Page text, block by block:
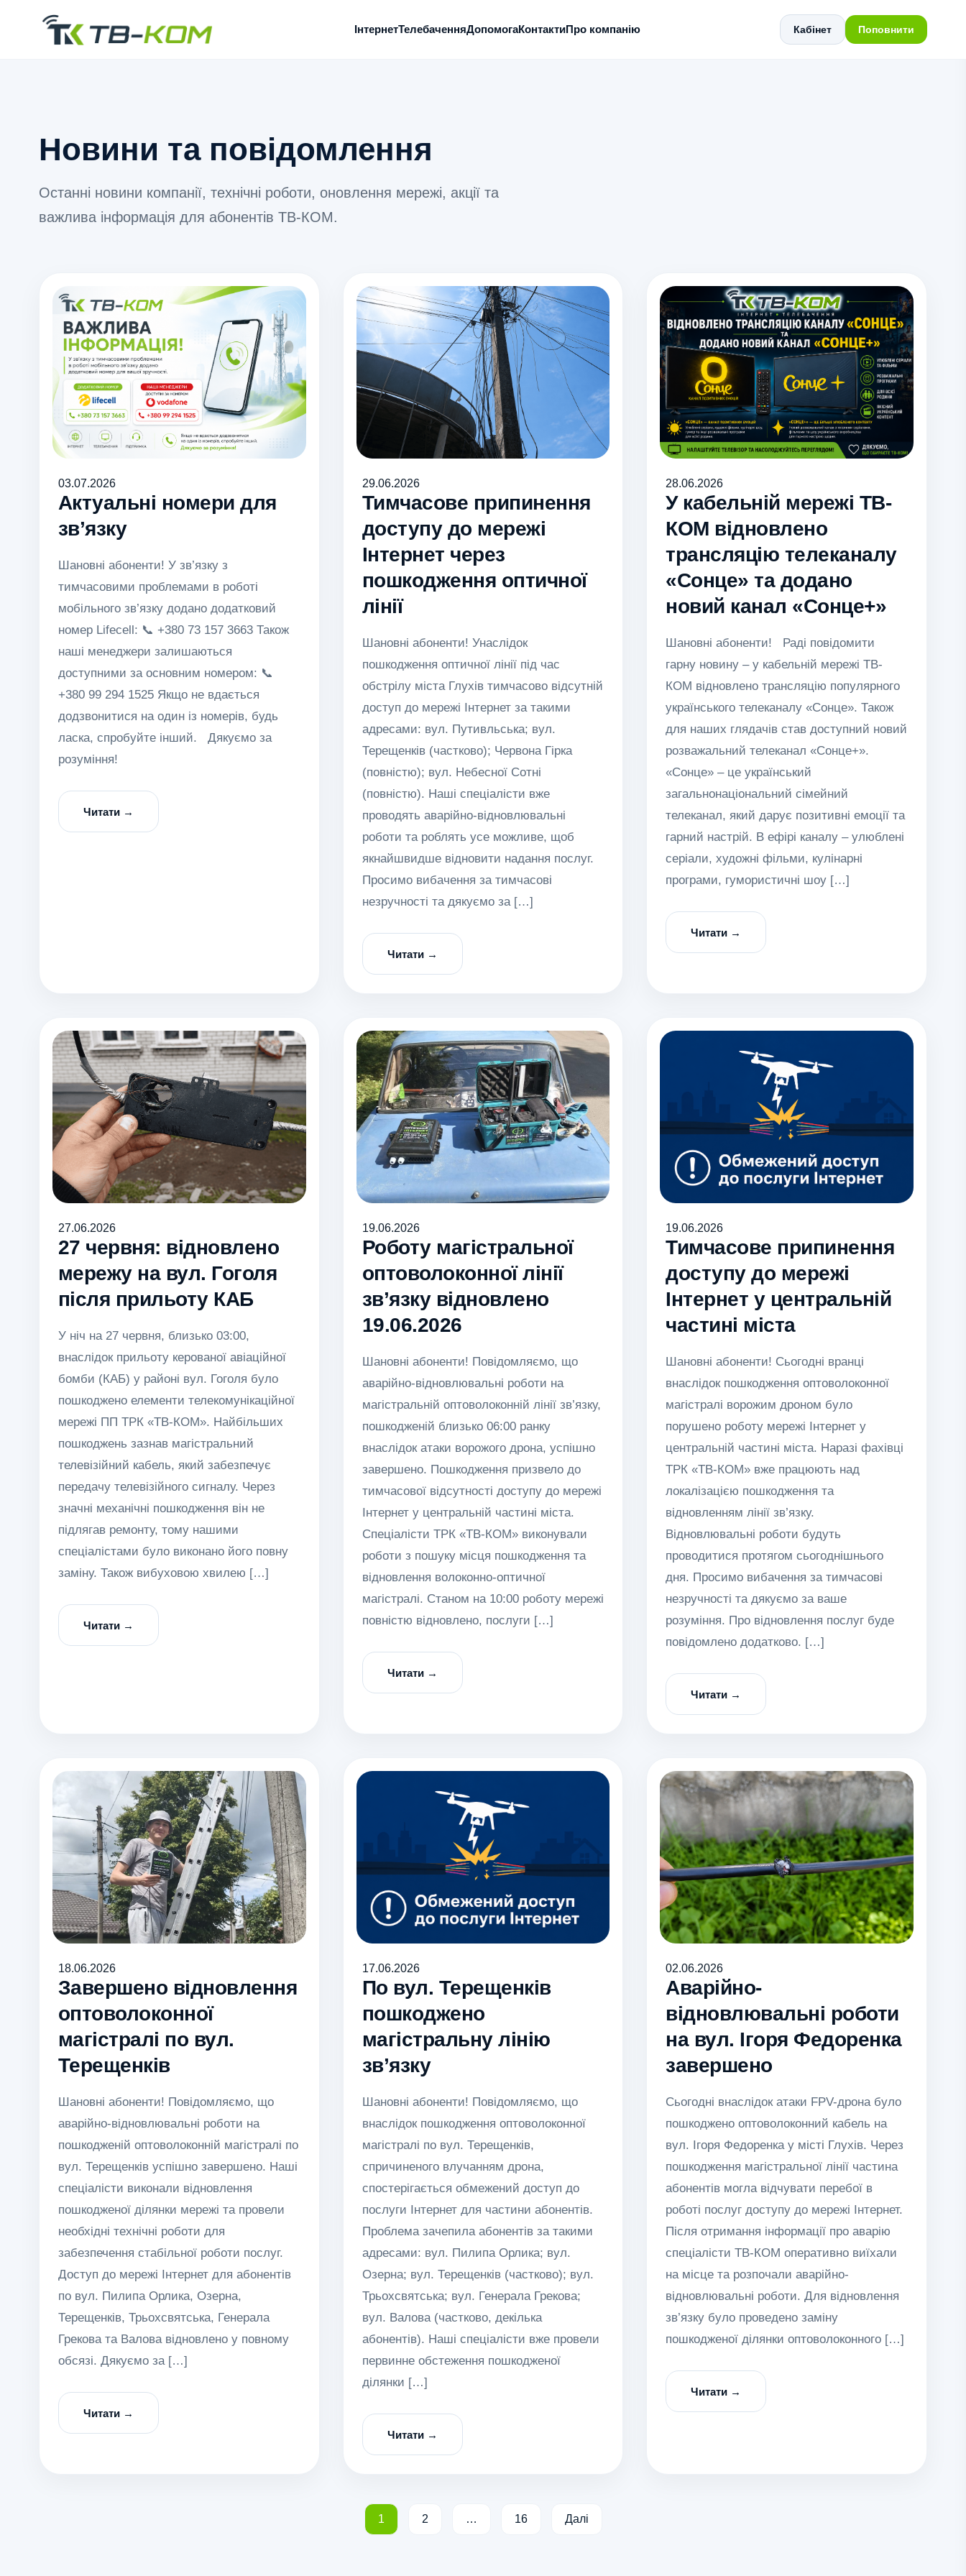
ІнтернетТелебаченняДопомогаКонтактиПро компанію Кабінет Поповнити
Новини та повідомлення
Останні новини компанії, технічні роботи, оновлення мережі, акції та
важлива інформація для абонентів ТВ-КОМ.
03.07.2026
Актуальні номери для
зв’язку
Шановні абоненти! У зв’язку з
тимчасовими проблемами в роботі
мобільного зв’язку додано додатковий
номер Lifecell: 📞 +380 73 157 3663 Також
наші менеджери залишаються
доступними за основним номером: 📞
+380 99 294 1525 Якщо не вдається
додзвонитися на один із номерів, будь
ласка, спробуйте інший. Дякуємо за
розуміння!
Читати →
29.06.2026
Тимчасове припинення
доступу до мережі
Інтернет через
пошкодження оптичної
лінії
Шановні абоненти! Унаслідок
пошкодження оптичної лінії під час
обстрілу міста Глухів тимчасово відсутній
доступ до мережі Інтернет за такими
адресами: вул. Путивльська; вул.
Терещенків (частково); Червона Гірка
(повністю); вул. Небесної Сотні
(повністю). Наші спеціалісти вже
проводять аварійно-відновлювальні
роботи та роблять усе можливе, щоб
якнайшвидше відновити надання послуг.
Просимо вибачення за тимчасові
незручності та дякуємо за […]
Читати →
28.06.2026
У кабельній мережі ТВ-
КОМ відновлено
трансляцію телеканалу
«Сонце» та додано
новий канал «Сонце+»
Шановні абоненти! Раді повідомити
гарну новину – у кабельній мережі ТВ-
КОМ відновлено трансляцію популярного
українського телеканалу «Сонце». Також
для наших глядачів став доступний новий
розважальний телеканал «Сонце+».
«Сонце» – це український
загальнонаціональний сімейний
телеканал, який дарує позитивні емоції та
гарний настрій. В ефірі каналу – улюблені
серіали, художні фільми, кулінарні
програми, гумористичні шоу […]
Читати →
27.06.2026
27 червня: відновлено
мережу на вул. Гоголя
після прильоту КАБ
У ніч на 27 червня, близько 03:00,
внаслідок прильоту керованої авіаційної
бомби (КАБ) у районі вул. Гоголя було
пошкоджено елементи телекомунікаційної
мережі ПП ТРК «ТВ-КОМ». Найбільших
пошкоджень зазнав магістральний
телевізійний кабель, який забезпечує
передачу телевізійного сигналу. Через
значні механічні пошкодження він не
підлягав ремонту, тому нашими
спеціалістами було виконано його повну
заміну. Також вибуховою хвилею […]
Читати →
19.06.2026
Роботу магістральної
оптоволоконної лінії
зв’язку відновлено
19.06.2026
Шановні абоненти! Повідомляємо, що
аварійно-відновлювальні роботи на
магістральній оптоволоконній лінії зв’язку,
пошкодженій близько 06:00 ранку
внаслідок атаки ворожого дрона, успішно
завершено. Пошкодження призвело до
тимчасової відсутності доступу до мережі
Інтернет у центральній частині міста.
Спеціалісти ТРК «ТВ-КОМ» виконували
роботи з пошуку місця пошкодження та
відновлення волоконно-оптичної
магістралі. Станом на 10:00 роботу мережі
повністю відновлено, послуги […]
Читати →
19.06.2026
Тимчасове припинення
доступу до мережі
Інтернет у центральній
частині міста
Шановні абоненти! Сьогодні вранці
внаслідок пошкодження оптоволоконної
магістралі ворожим дроном було
порушено роботу мережі Інтернет у
центральній частині міста. Наразі фахівці
ТРК «ТВ-КОМ» вже працюють над
локалізацією пошкодження та
відновленням лінії зв’язку.
Відновлювальні роботи будуть
проводитися протягом сьогоднішнього
дня. Просимо вибачення за тимчасові
незручності та дякуємо за ваше
розуміння. Про відновлення послуг буде
повідомлено додатково. […]
Читати →
18.06.2026
Завершено відновлення
оптоволоконної
магістралі по вул.
Терещенків
Шановні абоненти! Повідомляємо, що
аварійно-відновлювальні роботи на
пошкодженій оптоволоконній магістралі по
вул. Терещенків успішно завершено. Наші
спеціалісти виконали відновлення
пошкодженої ділянки мережі та провели
необхідні технічні роботи для
забезпечення стабільної роботи послуг.
Доступ до мережі Інтернет для абонентів
по вул. Пилипа Орлика, Озерна,
Терещенків, Трьохсвятська, Генерала
Грекова та Валова відновлено у повному
обсязі. Дякуємо за […]
Читати →
17.06.2026
По вул. Терещенків
пошкоджено
магістральну лінію
зв’язку
Шановні абоненти! Повідомляємо, що
внаслідок пошкодження оптоволоконної
магістралі по вул. Терещенків,
спричиненого влучанням дрона,
спостерігається обмежений доступ до
послуги Інтернет для частини абонентів.
Проблема зачепила абонентів за такими
адресами: вул. Пилипа Орлика; вул.
Озерна; вул. Терещенків (частково); вул.
Трьохсвятська; вул. Генерала Грекова;
вул. Валова (частково, декілька
абонентів). Наші спеціалісти вже провели
первинне обстеження пошкодженої
ділянки […]
Читати →
02.06.2026
Аварійно-
відновлювальні роботи
на вул. Ігоря Федоренка
завершено
Сьогодні внаслідок атаки FPV-дрона було
пошкоджено оптоволоконний кабель на
вул. Ігоря Федоренка у місті Глухів. Через
пошкодження магістральної лінії частина
абонентів могла відчувати перебої в
роботі послуг доступу до мережі Інтернет.
Після отримання інформації про аварію
спеціалісти ТВ-КОМ оперативно виїхали
на місце та розпочали аварійно-
відновлювальні роботи. Для відновлення
зв’язку було проведено заміну
пошкодженої ділянки оптоволоконного […]
Читати →
1 2 … 16 Далі